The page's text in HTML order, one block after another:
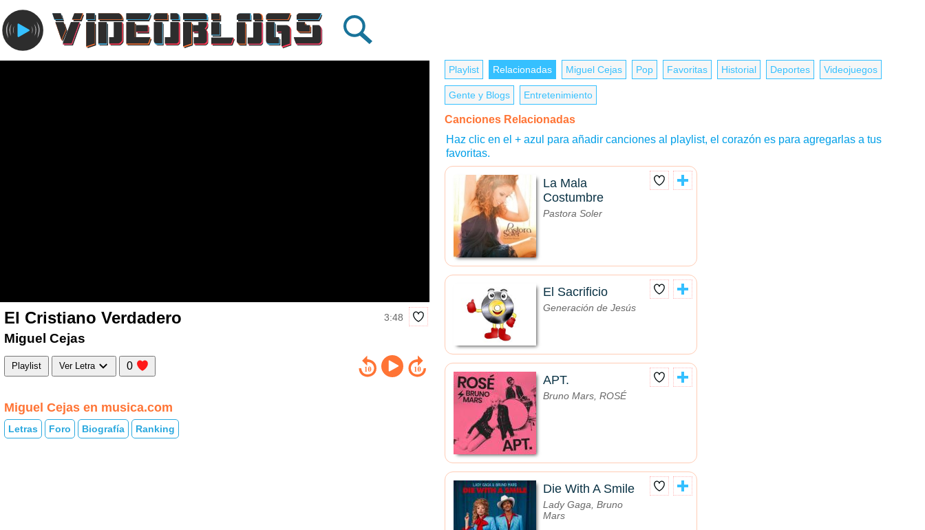
El Cristiano Verdadero 3:48
Miguel Cejas
Playlist Ver Letra 0
Miguel Cejas en musica.com
Letras Foro Biografía Ranking
Playlist Relacionadas Miguel Cejas Pop Favoritas Historial Deportes Videojuegos
Gente y Blogs Entretenimiento
Canciones Relacionadas
Haz clic en el + azul para añadir canciones al playlist, el corazón es para agregarlas a tus
favoritas.
La Mala
Costumbre
Pastora Soler
El Sacrificio
Generación de Jesús
APT.
Bruno Mars, ROSÉ
Die With A Smile
Lady Gaga, Bruno
Mars